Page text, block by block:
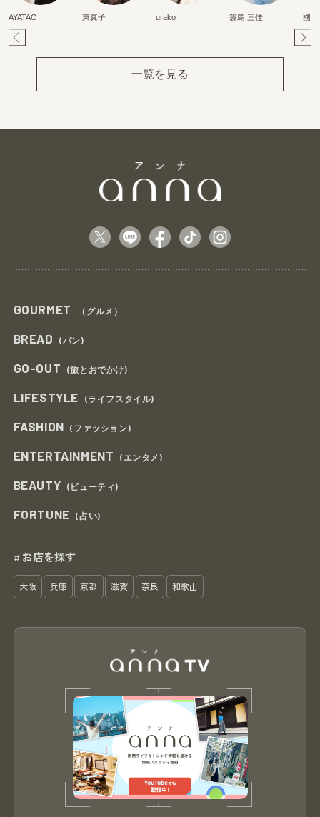
AYATAO 東真子 urako 簑島 三佳 國
一覧を見る
GOURMET （グルメ）
BREAD (パン)
GO-OUT (旅とおでかけ)
LIFESTYLE (ライフスタイル)
FASHION (ファッション)
ENTERTAINMENT (エンタメ)
BEAUTY (ビューティ)
FORTUNE (占い)
# お店を探す
大阪 兵庫 京都 滋賀 奈良 和歌山